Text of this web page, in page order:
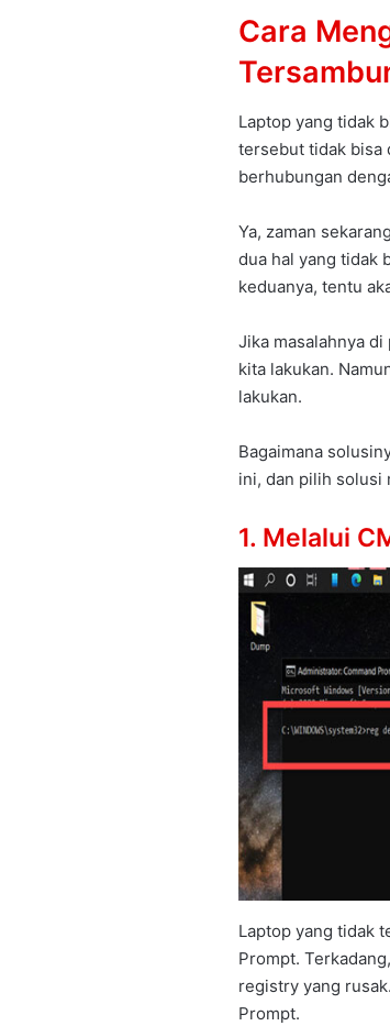
Cara
Laptop yang tidak
tersebut tidak bisa
berhubungan
Ya, zaman
dua hal yang tidak
keduanya, tentu
Jika masalahnya
kita lakukan.
lakukan.
Bagaimana
ini, dan pilih solusi
1. Melalui
Laptop yang tidak
Prompt.
registry yang
Prompt.